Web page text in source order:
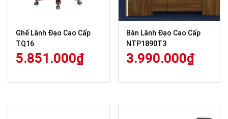
Ghế Lãnh Đạo Cao Cấp
TQ16
5.851.000₫
Bàn Lãnh Đạo Cao Cấp
NTP1890T3
3.990.000₫